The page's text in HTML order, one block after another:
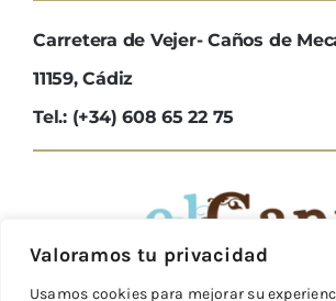
Valoramos tu privacidad
Usamos cookies para mejorar su
Carretera de Vejer- Caños de
11159, Cádiz
Tel.: (+34) 608 65 22 75